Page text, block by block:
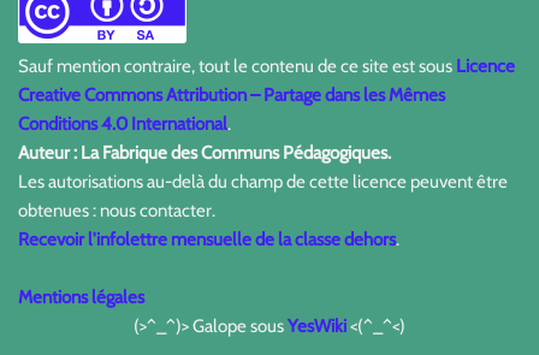
Sauf mention contraire, tout le contenu de ce site est sous Licence
Creative Commons Attribution – Partage dans les Mêmes
Conditions 4.0 International.
Auteur : La Fabrique des Communs Pédagogiques.
Les autorisations au-delà du champ de cette licence peuvent être
obtenues : nous contacter.
Recevoir l'infolettre mensuelle de la classe dehors.
Mentions légales
(>^_^)> Galope sousYesWiki<(^_^<)